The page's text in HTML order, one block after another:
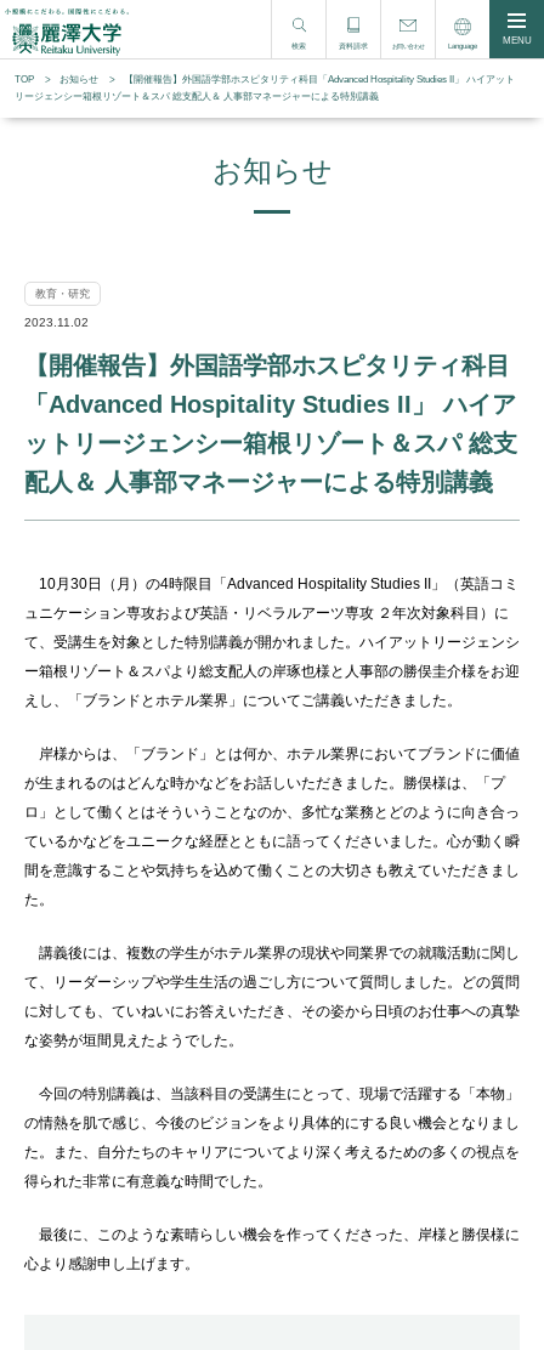
検索 資料請求 お問い合わせ Language MENU
TOP お知らせ
【開催報告】外国語学部ホスピタリティ科目「Advanced Hospitality Studies II」 ハイアット
リージェンシー箱根リゾート＆スパ 総支配人＆ 人事部マネージャーによる特別講義
お知らせ
教育・研究
2023.11.02
【開催報告】外国語学部ホスピタリティ科目
「Advanced Hospitality Studies II」 ハイア
ットリージェンシー箱根リゾート＆スパ 総支
配人＆ 人事部マネージャーによる特別講義
10月30日（月）の4時限目「Advanced Hospitality Studies II」（英語コミ
ュニケーション専攻および英語・リベラルアーツ専攻 ２年次対象科目）に
て、受講生を対象とした特別講義が開かれました。ハイアットリージェンシ
ー箱根リゾート＆スパより総支配人の岸琢也様と人事部の勝俣圭介様をお迎
えし、「ブランドとホテル業界」についてご講義いただきました。
岸様からは、「ブランド」とは何か、ホテル業界においてブランドに価値
が生まれるのはどんな時かなどをお話しいただきました。勝俣様は、「プ
ロ」として働くとはそういうことなのか、多忙な業務とどのように向き合っ
ているかなどをユニークな経歴とともに語ってくださいました。心が動く瞬
間を意識することや気持ちを込めて働くことの大切さも教えていただきまし
た。
講義後には、複数の学生がホテル業界の現状や同業界での就職活動に関し
て、リーダーシップや学生生活の過ごし方について質問しました。どの質問
に対しても、ていねいにお答えいただき、その姿から日頃のお仕事への真摯
な姿勢が垣間見えたようでした。
今回の特別講義は、当該科目の受講生にとって、現場で活躍する「本物」
の情熱を肌で感じ、今後のビジョンをより具体的にする良い機会となりまし
た。また、自分たちのキャリアについてより深く考えるための多くの視点を
得られた非常に有意義な時間でした。
最後に、このような素晴らしい機会を作ってくださった、岸様と勝俣様に
心より感謝申し上げます。